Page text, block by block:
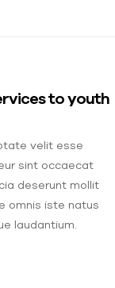
to youth
velit esse
sint occaecat
deserunt mollit
omnis iste natus
laudantium.